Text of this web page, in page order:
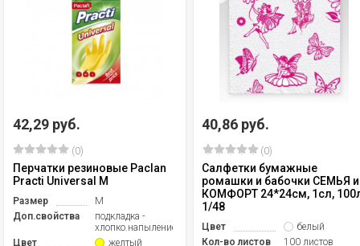
42,29 руб.
(0)
Перчатки резиновые Paclan
Practi Universal M
Размер
M
Доп.свойства
подкладка -
хлопко.напыление
Цвет
желтый
40,86 руб.
(0)
Салфетки бумажные
ромашки и бабочки СЕМЬЯ и
КОМФОРТ 24*24см, 1сл,
1/48
Цвет
белый
Кол-во листов
100 листов